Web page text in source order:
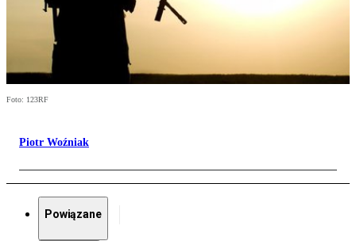
Foto: 123RF
Piotr Woźniak
Powiązane